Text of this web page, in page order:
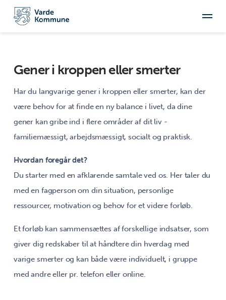
Gener i kroppen eller smerter
Har du langvarige gener i kroppen eller smerter, kan der
være behov for at finde en ny balance i livet, da dine
gener kan gribe ind i flere områder af dit liv -
familiemæssigt, arbejdsmæssigt, socialt og praktisk.
Hvordan foregår det?
Du starter med en afklarende samtale ved os. Her taler du
med en fagperson om din situation, personlige
ressourcer, motivation og behov for et videre forløb.
Et forløb kan sammensættes af forskellige indsatser, som
giver dig redskaber til at håndtere din hverdag med
varige smerter og kan både være individuelt, i gruppe
med andre eller pr. telefon eller online.